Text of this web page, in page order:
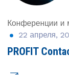
Конференции и
22 апреля,
PROFIT